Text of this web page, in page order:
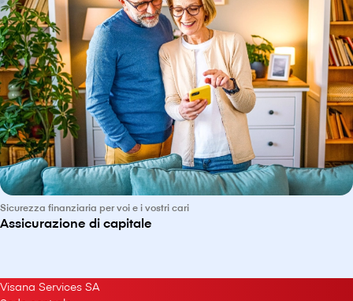
Sicurezza finanziaria per voi e i vostri cari
Assicurazione di capitale
V⁠i⁠s⁠a⁠n⁠a Services SA